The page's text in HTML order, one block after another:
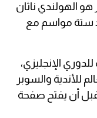
الهولندي ناثان
ستة مواسم مع
الإنجليزي،
للأندية والسوبر
قبل أن يفتح صفحة